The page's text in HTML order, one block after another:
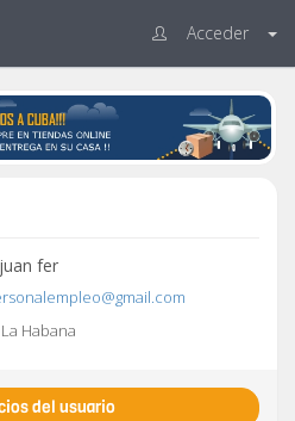
Acceder
juan fer
La Habana
del usuario